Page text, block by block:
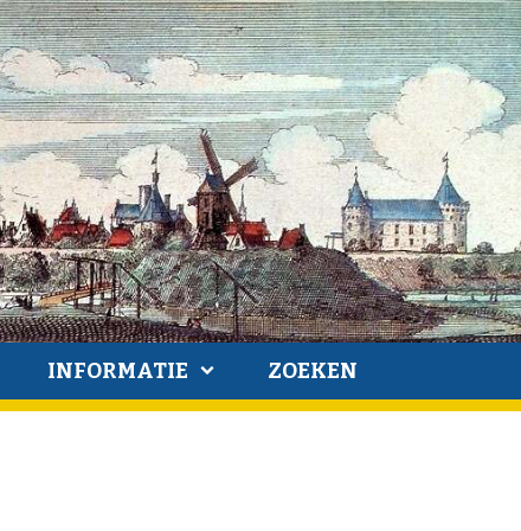
INFORMATIE ZOEKEN